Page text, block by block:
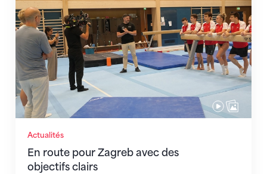
Actualités
En route pour Zagreb avec des
objectifs clairs